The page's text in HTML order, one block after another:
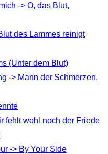
-> O, das Blut,
des Lammes reinigt
(Unter dem Blut)
-> Mann der Schmerzen,
fehlt wohl noch der Friede
-> By Your Side